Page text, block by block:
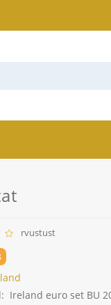
rvustust
Ireland euro set BU